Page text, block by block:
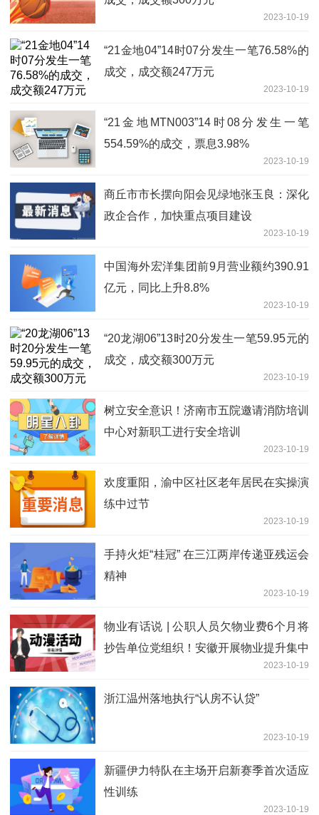
2023-10-19
“21金地04”14时07分发生一笔76.58%的
成交，成交额247万元
2023-10-19
“21金地MTN003”14时08分发生一笔
554.59%的成交，票息3.98%
2023-10-19
商丘市市长摆向阳会见绿地张玉良：深化
政企合作，加快重点项目建设
2023-10-19
中国海外宏洋集团前9月营业额约390.91
亿元，同比上升8.8%
2023-10-19
“20龙湖06”13时20分发生一笔59.95元的
成交，成交额300万元
2023-10-19
树立安全意识！济南市五院邀请消防培训
中心对新职工进行安全培训
2023-10-19
欢度重阳，渝中区社区老年居民在实操演
练中过节
2023-10-19
手持火炬“桂冠” 在三江两岸传递亚残运会
精神
2023-10-19
物业有话说 | 公职人员欠物业费6个月将
抄告单位党组织！安徽开展物业提升集中
2023-10-19
浙江温州落地执行“认房不认贷”
2023-10-19
新疆伊力特队在主场开启新赛季首次适应
性训练
2023-10-19